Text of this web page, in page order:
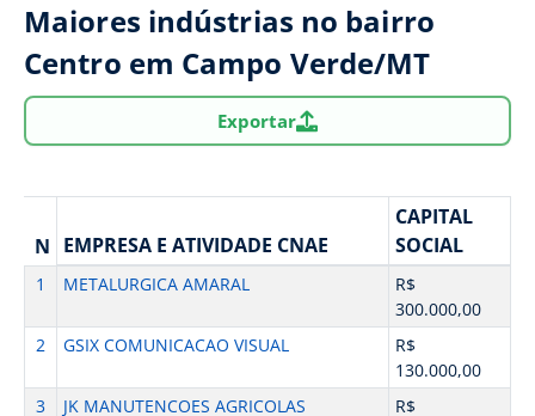
Maiores indústrias no bairro
Centro em Campo Verde/MT
Exportar
N EMPRESA E ATIVIDADE CNAE
CAPITAL
SOCIAL
1 METALURGICA AMARAL
R$
300.000,00
2
GSIX COMUNICACAO VISUAL
R$
130.000,00
3
JK MANUTENCOES AGRICOLAS R$